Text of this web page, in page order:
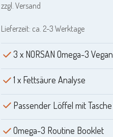
167,00 €
zzgl. Versand
Lieferzeit: ca. 2-3 Werktage
3 x NORSAN Omega-3 Vegan
1 x Fettsäure Analyse
Passender Löffel mit Tasche
Omega-3 Routine Booklet